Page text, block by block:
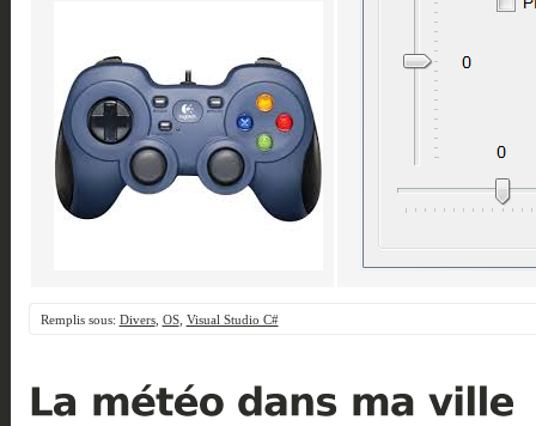
Remplis sous: Divers, OS, Visual Studio C#